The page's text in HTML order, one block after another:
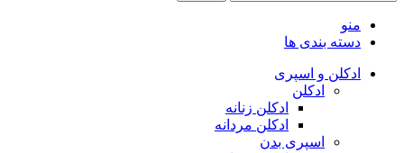
منو
دسته بندی ها
ادکلن و اسپری
ادکلن
ادکلن زنانه
ادکلن مردانه
اسپری بدن